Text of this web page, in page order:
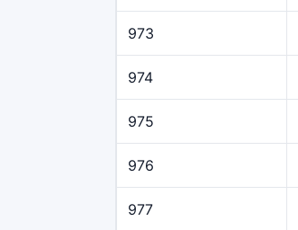
973
974
975
976
977